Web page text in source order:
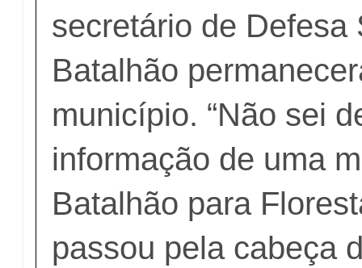
secretário de Defesa
Batalhão
município. “Não sei
informação de uma
Batalhão para
passou pela cabeça